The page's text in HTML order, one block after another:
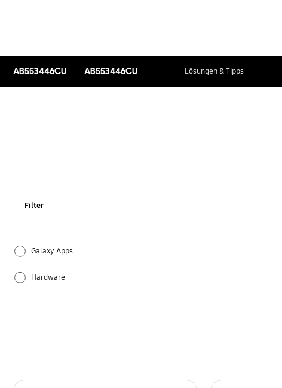
AB553446CU AB553446CU Lösungen & Tipps
Filter
Galaxy Apps
Hardware